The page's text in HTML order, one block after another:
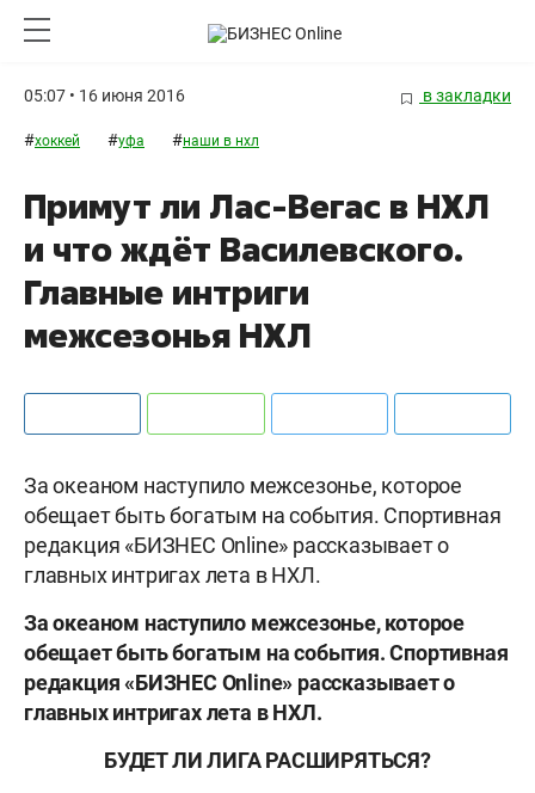
05:07 • 16 июня 2016 в закладки
#хоккей #уфа #наши в нхл
Примут ли Лас-Вегас в НХЛ
и что ждёт Василевского.
Главные интриги
межсезонья НХЛ
За океаном наступило межсезонье, которое
обещает быть богатым на события. Спортивная
редакция «БИЗНЕС Online» рассказывает о
главных интригах лета в НХЛ.
За океаном наступило межсезонье, которое
обещает быть богатым на события. Спортивная
редакция «БИЗНЕС Online» рассказывает о
главных интригах лета в НХЛ.
БУДЕТ ЛИ ЛИГА РАСШИРЯТЬСЯ?